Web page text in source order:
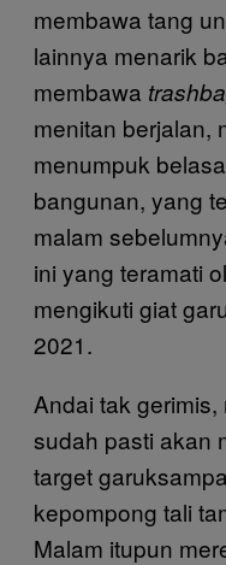
membawa tang
lainnya menarik
membawa
menitan berjalan,
menumpuk
bangunan, yang
malam
ini yang teramati
mengikuti giat
2021.
Andai tak
sudah pasti akan
target
kepompong tali
Malam itupun